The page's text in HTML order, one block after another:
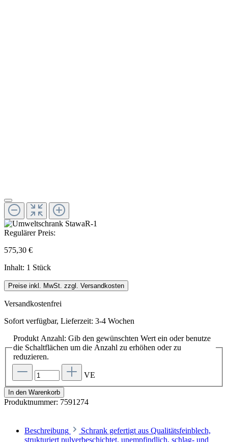
Regulärer Preis:
575,30 €
Inhalt: 1 Stück
Preise inkl. MwSt. zzgl. Versandkosten
Versandkostenfrei
Sofort verfügbar, Lieferzeit: 3-4 Wochen
Produkt Anzahl: Gib den gewünschten Wert ein oder benutze
die Schaltflächen um die Anzahl zu erhöhen oder zu
reduzieren.
VE
In den Warenkorb
Produktnummer: 7591274
Beschreibung
Schrank gefertigt aus Qualitätsfeinblech,
strukturiert pulverbeschichtet, unempfindlich, schlag- und